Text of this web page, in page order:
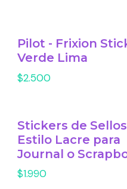
Pilot - Frixion
Verde Lima
$2.500
Stickers de
Estilo Lacre para
Journal o
$1.990